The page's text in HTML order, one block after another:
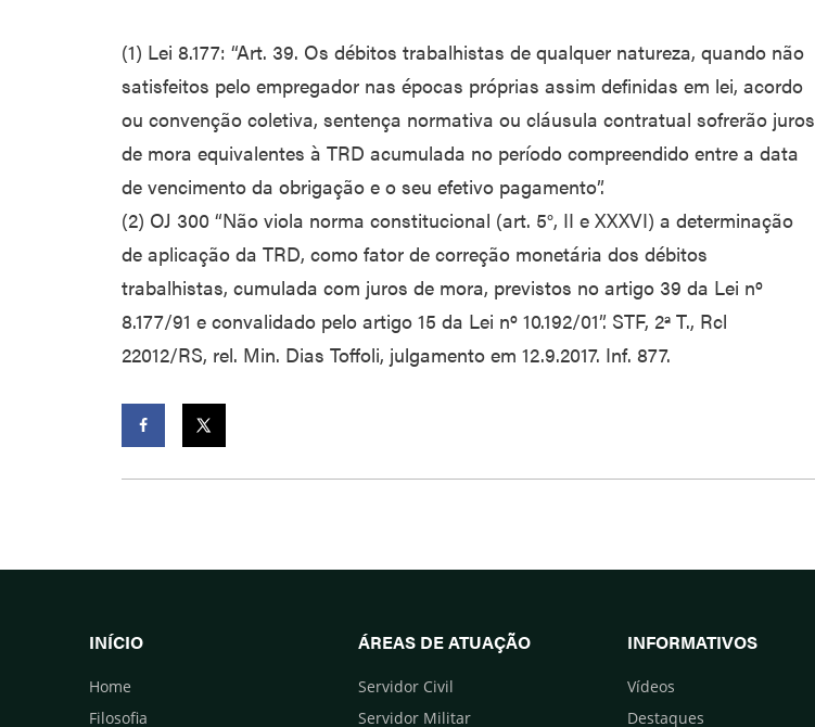
(1) Lei 8.177: “Art. 39. Os débitos trabalhistas de qualquer natureza, quando não
satisfeitos pelo empregador nas épocas próprias assim definidas em lei, acordo
ou convenção coletiva, sentença normativa ou cláusula contratual sofrerão juros
de mora equivalentes à TRD acumulada no período compreendido entre a data
de vencimento da obrigação e o seu efetivo pagamento”.
(2) OJ 300 “Não viola norma constitucional (art. 5°, II e XXXVI) a determinação
de aplicação da TRD, como fator de correção monetária dos débitos
trabalhistas, cumulada com juros de mora, previstos no artigo 39 da Lei nº
8.177/91 e convalidado pelo artigo 15 da Lei nº 10.192/01”. STF, 2ª T., Rcl
22012/RS, rel. Min. Dias Toffoli, julgamento em 12.9.2017. Inf. 877.
INÍCIO
Home
Filosofia
ÁREAS DE ATUAÇÃO
Servidor Civil
Servidor Militar
INFORMATIVOS
Vídeos
Destaques